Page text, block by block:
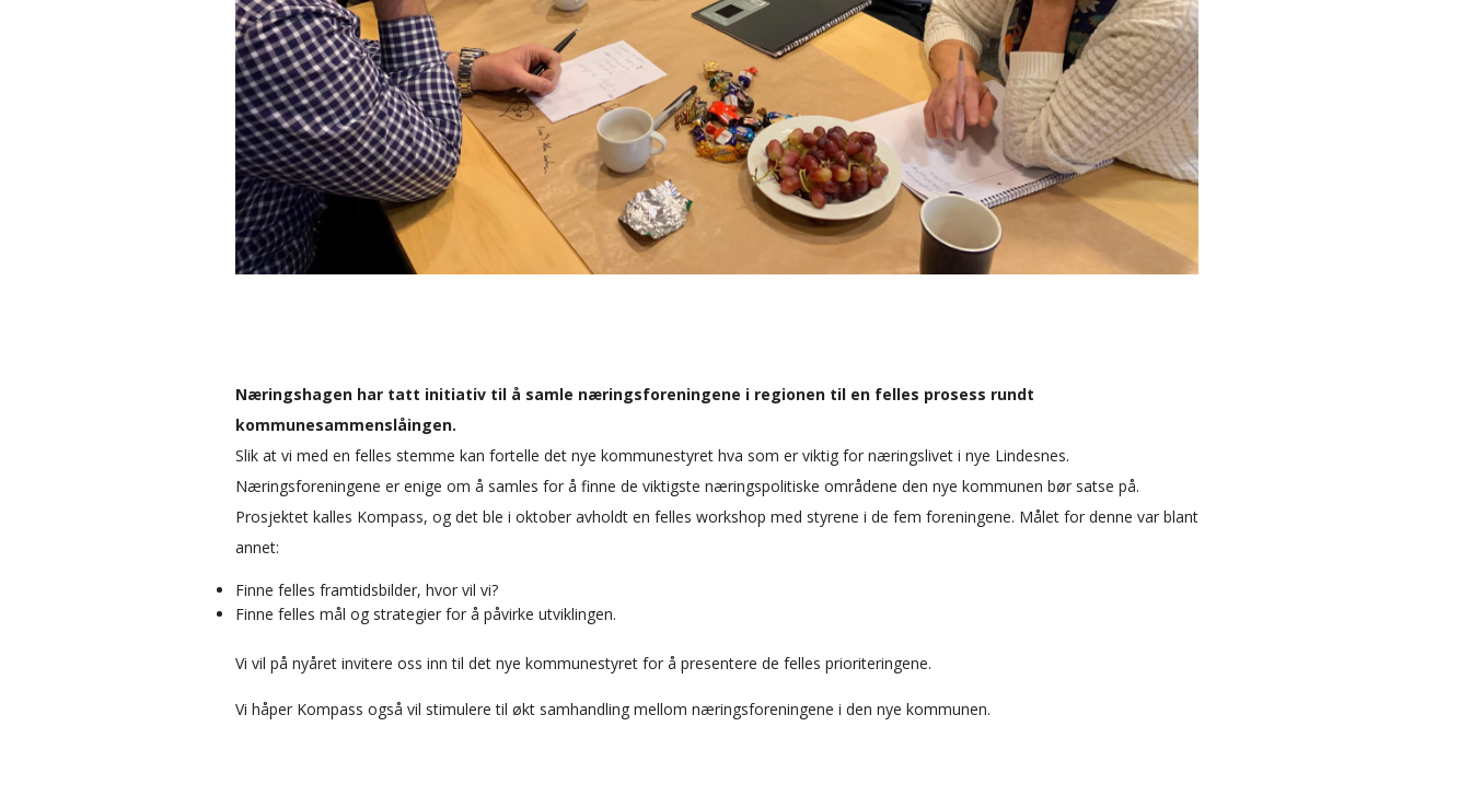
Næringshagen har tatt initiativ til å samle næringsforeningene i regionen til en felles prosess rundt
kommunesammenslåingen.
Slik at vi med en felles stemme kan fortelle det nye kommunestyret hva som er viktig for næringslivet i nye Lindesnes.
Næringsforeningene er enige om å samles for å finne de viktigste næringspolitiske områdene den nye kommunen bør satse på.
Prosjektet kalles Kompass, og det ble i oktober avholdt en felles workshop med styrene i de fem foreningene. Målet for denne var blant
annet:
Finne felles framtidsbilder, hvor vil vi?
Finne felles mål og strategier for å påvirke utviklingen.
Vi vil på nyåret invitere oss inn til det nye kommunestyret for å presentere de felles prioriteringene.
Vi håper Kompass også vil stimulere til økt samhandling mellom næringsforeningene i den nye kommunen.